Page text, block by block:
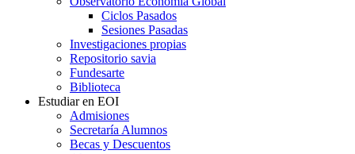
Ciclos Pasados
Sesiones Pasadas
Investigaciones propias
Repositorio savia
Fundesarte
Biblioteca
Estudiar en EOI
Admisiones
Secretaría Alumnos
Becas y Descuentos